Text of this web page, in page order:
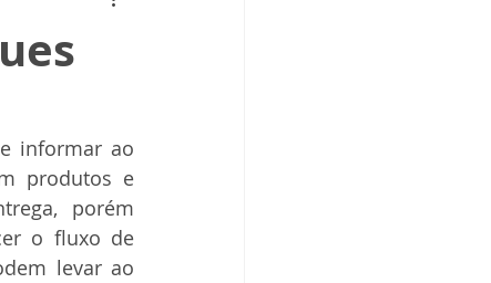
informar ao
produtos e
porém
o fluxo de
levar ao